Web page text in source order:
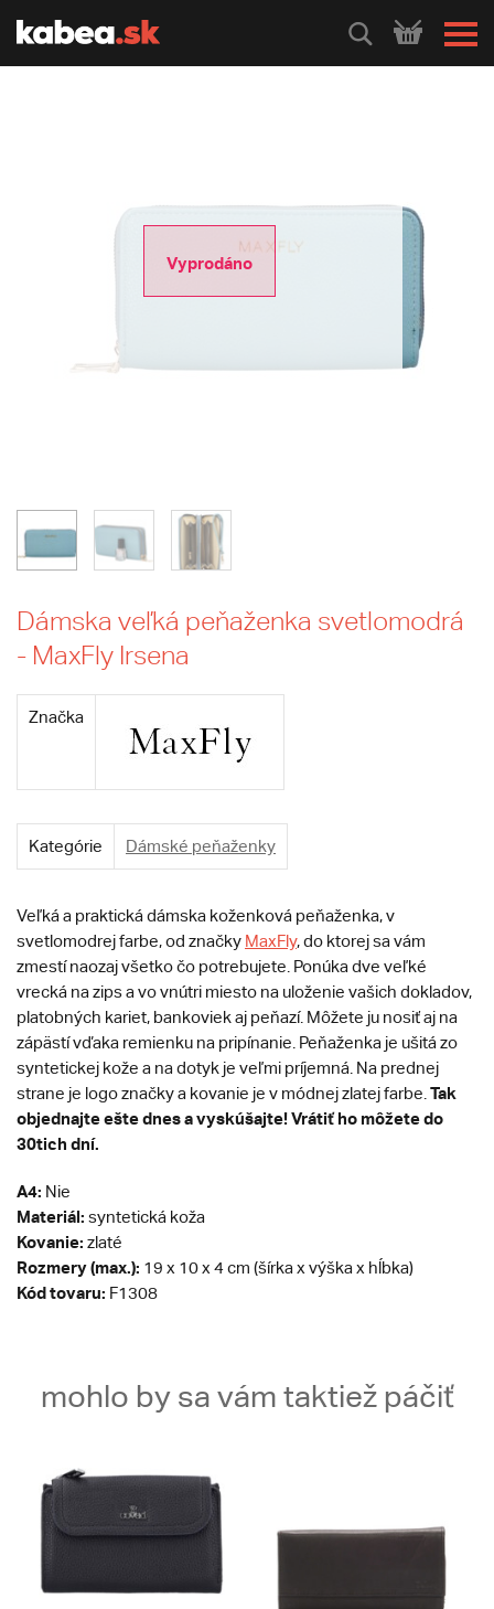
HLEDEJ
Vyprodáno
Dámska veľká peňaženka svetlomodrá
- MaxFly Irsena
Značka
Kategórie Dámské peňaženky
Veľká a praktická dámska koženková peňaženka, v
svetlomodrej farbe, od značky MaxFly, do ktorej sa vám
zmestí naozaj všetko čo potrebujete. Ponúka dve veľké
vrecká na zips a vo vnútri miesto na uloženie vašich dokladov,
platobných kariet, bankoviek aj peňazí. Môžete ju nosiť aj na
zápästí vďaka remienku na pripínanie. Peňaženka je ušitá zo
syntetickej kože a na dotyk je veľmi príjemná. Na prednej
strane je logo značky a kovanie je v módnej zlatej farbe. Tak
objednajte ešte dnes a vyskúšajte! Vrátiť ho môžete do
30tich dní.
A4: Nie
Materiál: syntetická koža
Kovanie: zlaté
Rozmery (max.): 19 x 10 x 4 cm (šírka x výška x hĺbka)
Kód tovaru: F1308
mohlo by sa vám taktiež páčiť